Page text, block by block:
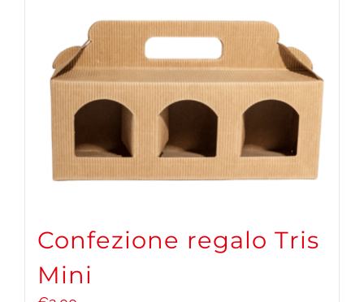
Confezione regalo Tris
Mini